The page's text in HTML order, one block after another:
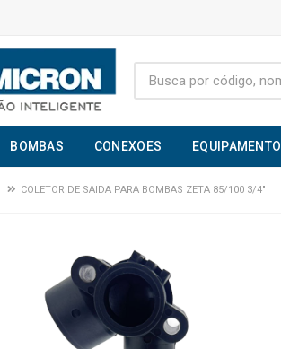
BOMBAS CONEXOES EQUIPAMENTO
COLETOR DE SAIDA PARA BOMBAS ZETA 85/100 3/4"